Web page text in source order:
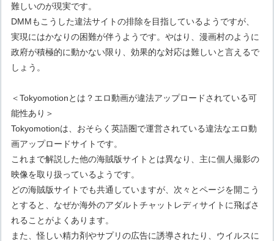
難しいのが現実です。
DMMもこうした違法サイトの排除を目指しているようですが、
実現にはかなりの困難が伴うようです。やはり、漫画村のように
政府が積極的に動かない限り、効果的な対応は難しいと言えるで
しょう。
＜Tokyomotionとは？エロ動画が違法アップロードされている可
能性あり＞
Tokyomotionは、おそらく英語圏で運営されている違法なエロ動
画アップロードサイトです。
これまで解説した他の海賊版サイトとは異なり、主に個人撮影の
映像を取り扱っているようです。
どの海賊版サイトでも共通していますが、次々とページを開こう
とすると、なぜか海外のアダルトチャットレディサイトに飛ばさ
れることがよくあります。
また、怪しい精力剤やサプリの広告に誘導されたり、ウイルスに